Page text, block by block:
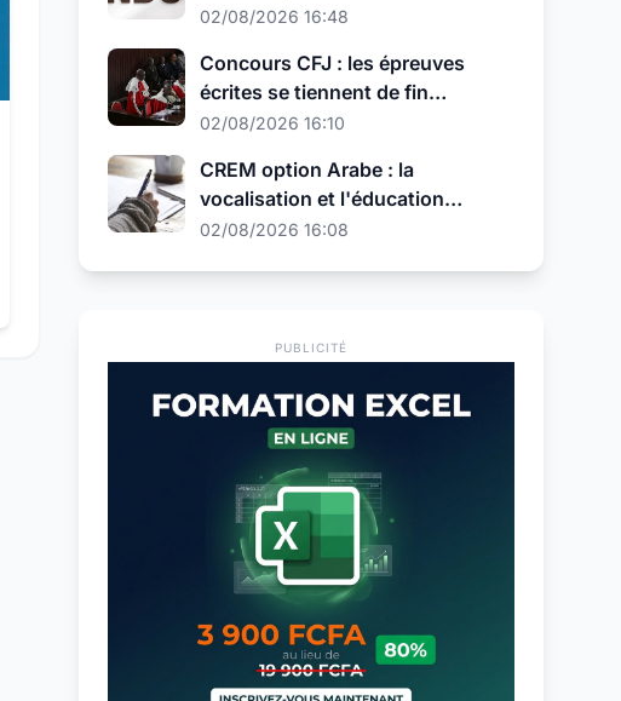
tiennent les 11, 12 et 13 août
02/08/2026 16:48
Concours CFJ : les épreuves
écrites se tiennent de fin
septembre à début octobre
02/08/2026 16:10
CREM option Arabe : la
vocalisation et l'éducation
religieuse au programme de la
02/08/2026 16:08
PUBLICITÉ